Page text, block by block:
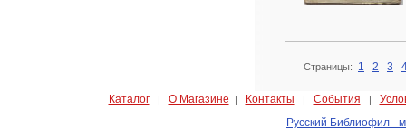
Страницы: 1 2 3
Каталог| О Магазине | Контакты | События |
Русский Библиофил -